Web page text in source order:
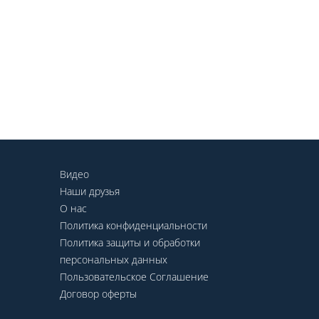
Видео
Наши друзья
О нас
Политика конфиденциальности
Политика защиты и обработки
персональных данных
Пользовательское Соглашение
Договор оферты